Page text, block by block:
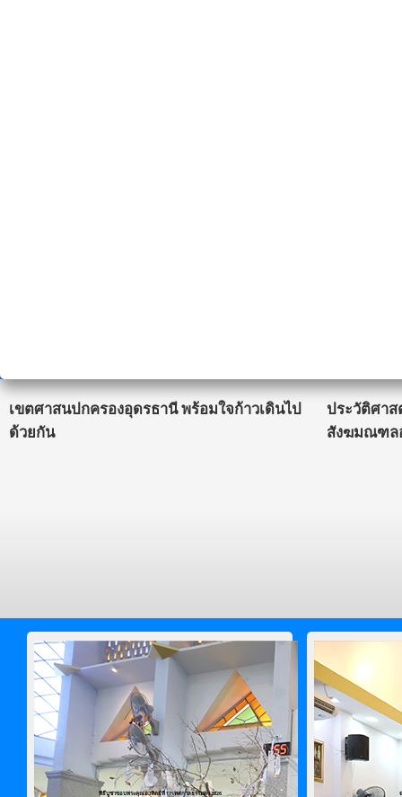
เขตศาสนปกครองอุดรธานี พร้อมใจก้าวเดินไป
ด้วยกัน
ประวัติศาส
สังฆมณฑล
พิธีบูชาขอบพระคุณอาทิตย์ที่ 17 เทศกาลธรรมดา 2026